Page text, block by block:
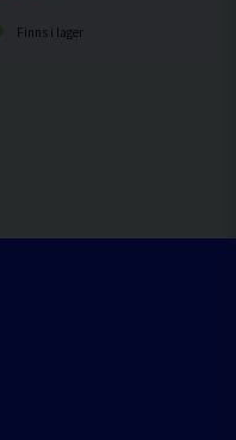
Finns i lager